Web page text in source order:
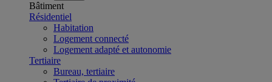
Bâtiment
Résidentiel
Habitation
Logement connecté
Logement adapté et autonomie
Tertiaire
Bureau, tertiaire